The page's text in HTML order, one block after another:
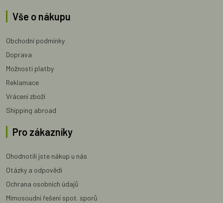
Vše o nákupu
Obchodní podmínky
Doprava
Možnosti platby
Reklamace
Vrácení zboží
Shipping abroad
Pro zákazníky
Ohodnotili jste nákup u nás
Otázky a odpovědi
Ochrana osobních údajů
Mimosoudní řešení spot. sporů